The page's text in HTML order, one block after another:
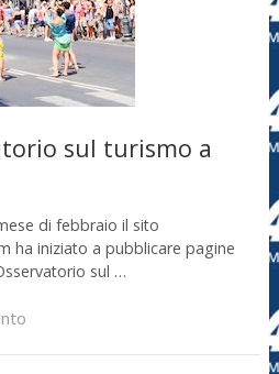
sul turismo a
di febbraio il sito
ha iniziato a pubblicare pagine
sul …